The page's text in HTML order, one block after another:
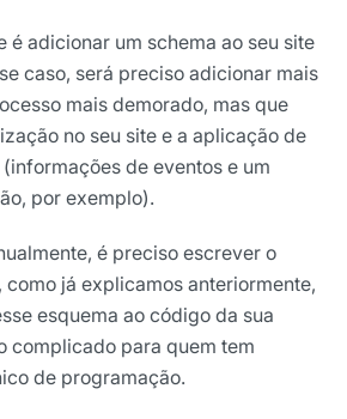
é adicionar um schema ao seu site
caso, será preciso adicionar mais
mais demorado, mas que
no seu site e a aplicação de
de eventos e um
por exemplo).
é preciso escrever o
já explicamos anteriormente,
esquema ao código da sua
complicado para quem tem
de programação.